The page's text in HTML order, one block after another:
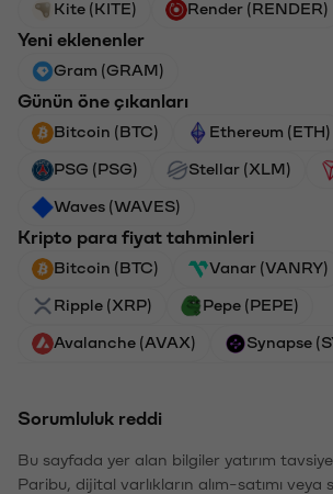
Kite (KITE) Render (RENDER)
Yeni eklenenler
Gram (GRAM)
Günün öne çıkanları
Bitcoin (BTC) Ethereum (ETH)
PSG (PSG) Stellar (XLM)
Waves (WAVES)
Kripto para fiyat tahminleri
Bitcoin (BTC) Vanar (VANRY)
Ripple (XRP) Pepe (PEPE)
Avalanche (AVAX) Synapse
Sorumluluk reddi
Bu sayfada yer alan bilgiler yatırım
Paribu, dijital varlıkların alım-satımı veya